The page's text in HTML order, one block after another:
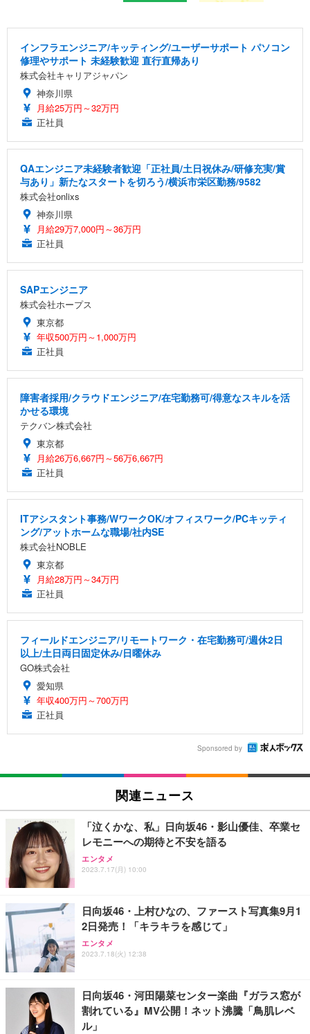
インフラエンジニア/キッティング/ユーザーサポート パソコン
修理やサポート 未経験歓迎 直行直帰あり
株式会社キャリアジャパン
神奈川県
月給25万円～32万円
正社員
QAエンジニア未経験者歓迎「正社員/土日祝休み/研修充実/賞
与あり」新たなスタートを切ろう/横浜市栄区勤務/9582
株式会社onlixs
神奈川県
月給29万7,000円～36万円
正社員
SAPエンジニア
株式会社ホープス
東京都
年収500万円～1,000万円
正社員
障害者採用/クラウドエンジニア/在宅勤務可/得意なスキルを活
かせる環境
テクバン株式会社
東京都
月給26万6,667円～56万6,667円
正社員
ITアシスタント事務/WワークOK/オフィスワーク/PCキッティ
ング/アットホームな職場/社内SE
株式会社NOBLE
東京都
月給28万円～34万円
正社員
フィールドエンジニア/リモートワーク・在宅勤務可/週休2日
以上/土日両日固定休み/日曜休み
GO株式会社
愛知県
年収400万円～700万円
正社員
Sponsored by
関連ニュース
「泣くかな、私」日向坂46・影山優佳、卒業セ
レモニーへの期待と不安を語る
エンタメ
2023.7.17(月) 10:00
日向坂46・上村ひなの、ファースト写真集9月1
2日発売！「キラキラを感じて」
エンタメ
2023.7.18(火) 12:38
日向坂46・河田陽菜センター楽曲『ガラス窓が
割れている』MV公開！ネット沸騰「鳥肌レベ
ル」